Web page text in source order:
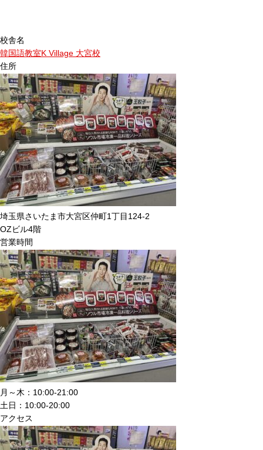
校舎名
韓国語教室K Village 大宮校
住所
埼玉県さいたま市大宮区仲町1丁目124-2
OZビル4階
営業時間
月～木：10:00-21:00
土日：10:00-20:00
アクセス